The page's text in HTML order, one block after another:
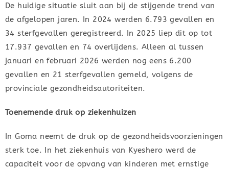
De huidige situatie sluit aan bij de stijgende trend van
de afgelopen jaren. In 2024 werden 6.793 gevallen en
34 sterfgevallen geregistreerd. In 2025 liep dit op tot
17.937 gevallen en 74 overlijdens. Alleen al tussen
januari en februari 2026 werden nog eens 6.200
gevallen en 21 sterfgevallen gemeld, volgens de
provinciale gezondheidsautoriteiten.
Toenemende druk op ziekenhuizen
In Goma neemt de druk op de gezondheidsvoorzieningen
sterk toe. In het ziekenhuis van Kyeshero werd de
capaciteit voor de opvang van kinderen met ernstige